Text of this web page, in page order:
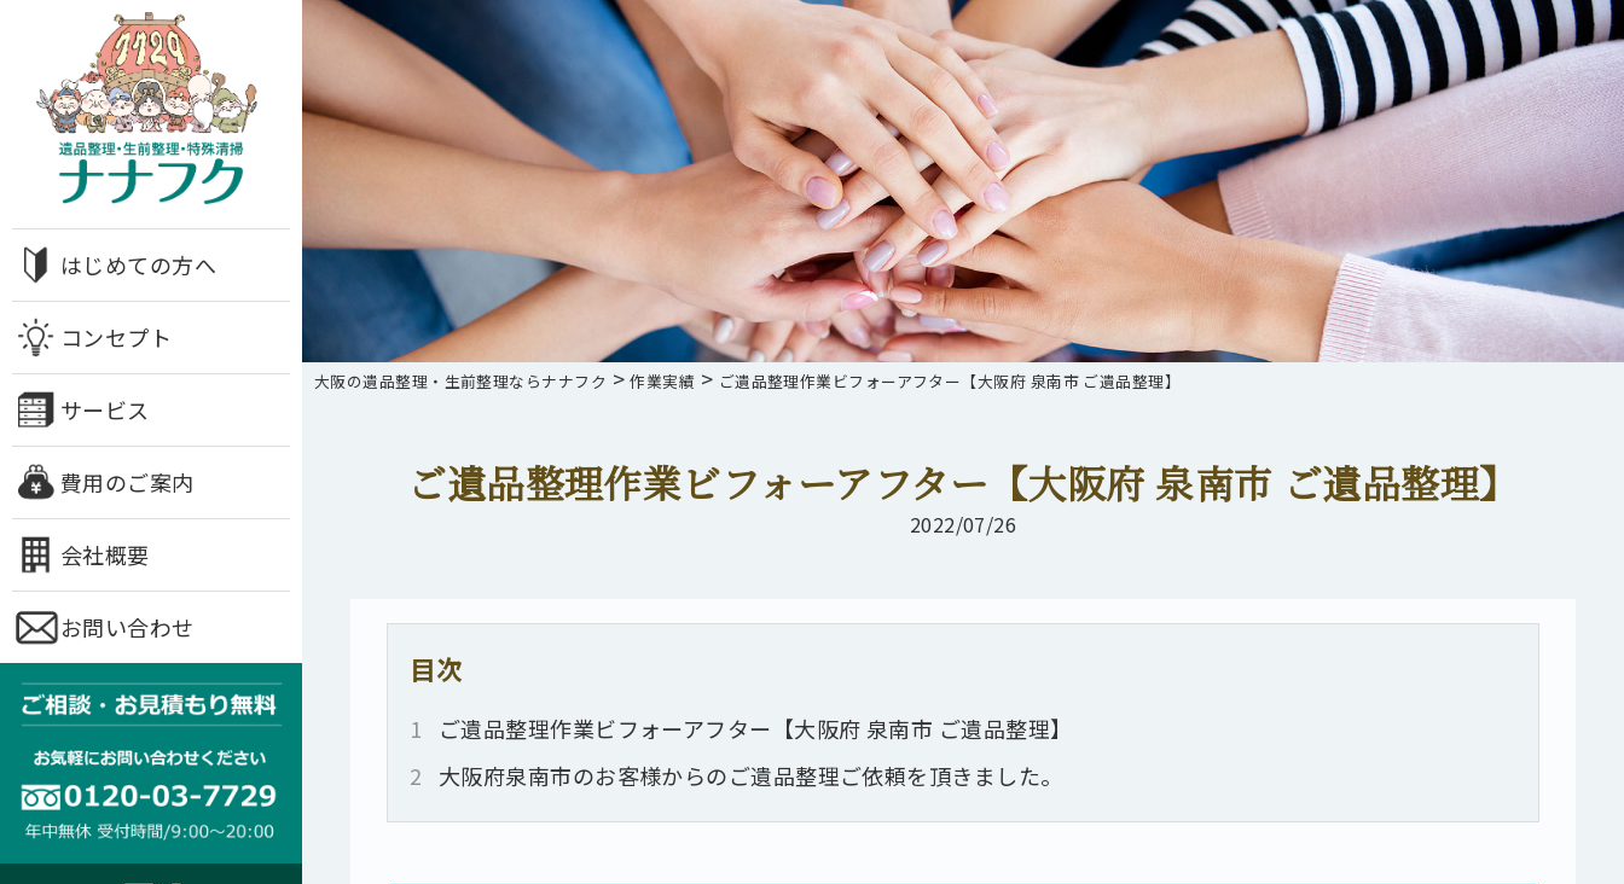
はじめての方へ
コンセプト
サービス
費用のご案内
会社概要
お問い合わせ
大阪の遺品整理・生前整理ならナナフク >作業実績 > ご遺品整理作業ビフォーアフター【大阪府 泉南市 ご遺品整理】
ご遺品整理作業ビフォーアフター【大阪府 泉南市 ご遺品整理】
2022/07/26
目次
1
ご遺品整理作業ビフォーアフター【大阪府 泉南市 ご遺品整理】
2
大阪府泉南市のお客様からのご遺品整理ご依頼を頂きました。